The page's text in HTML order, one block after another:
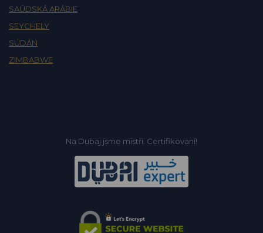
SAÚDSKÁ ARÁBIE
SEYCHELY
SÚDÁN
ZIMBABWE
Na Dubaj jsme mistři. Certifikovaní!